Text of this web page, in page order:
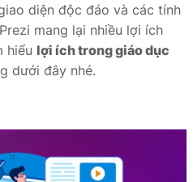
diện độc đáo và các tính
mang lại nhiều lợi ích
hiểu lợi ích trong giáo dục
dưới đây nhé.